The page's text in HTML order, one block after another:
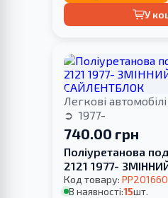
У
Легкові автомобілі
1977-
740.00 грн
Поліуретанова
2121 1977-
Код товару: PP201660
В наявності:15шт.